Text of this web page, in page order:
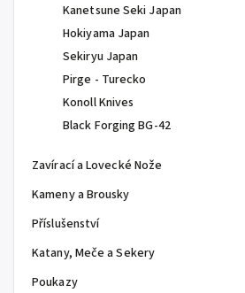
Kanetsune Seki Japan
Hokiyama Japan
Sekiryu Japan
Pirge - Turecko
Konoll Knives
Black Forging BG-42
Zavírací a Lovecké Nože
Kameny a Brousky
Příslušenství
Katany, Meče a Sekery
Poukazy